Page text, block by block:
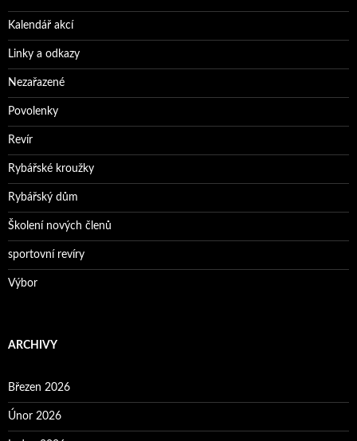
Kalendář akcí
Linky a odkazy
Nezařazené
Povolenky
Revír
Rybářské kroužky
Rybářský dům
Školení nových členů
sportovní revíry
Výbor
ARCHIVY
Březen 2026
Únor 2026